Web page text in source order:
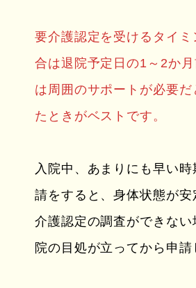
要介護認定を受けるタイ
合は退院予定日の1～2か
は周囲のサポートが必要だ
たときがベストです。
入院中、あまりにも早い
請をすると、身体状態が
介護認定の調査ができな
院の目処が立ってから申請